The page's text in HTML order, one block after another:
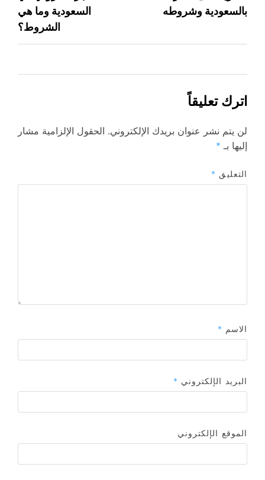
بالسعودية وشروطه
السعودية وما هي
الشروط؟
اترك تعليقاً
لن يتم نشر عنوان بريدك الإلكتروني. الحقول الإلزامية مشار
إليها بـ *
التعليق *
الاسم *
البريد الإلكتروني *
الموقع الإلكتروني